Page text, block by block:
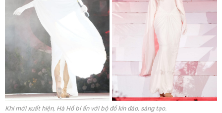
Khi mới xuất hiện, Hà Hồ bí ẩn với bộ đồ kín đáo, sáng tạo.